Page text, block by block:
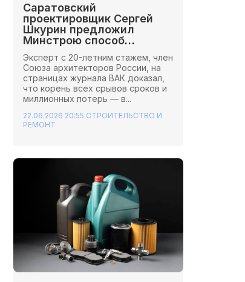
Саратовский
проектировщик Сергей
Шкурин предложил
Минстрою способ
сэкономить миллионы на
стройках
Эксперт с 20-летним стажем, член
Союза архитекторов России, на
страницах журнала ВАК доказал,
что корень всех срывов сроков и
миллионных потерь — в...
22.06.2026 20:55 СТРОИТЕЛЬСТВО И
РЕМОНТ